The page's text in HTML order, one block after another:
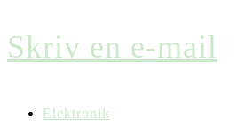
Skriv en e-mail
Elektronik